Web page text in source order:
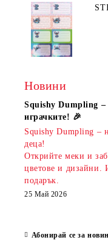
Новини
Squishy Dumpling –
играчките! 🎉
Squishy Dumpling –
деца!
Открийте меки и
цветове и дизайни.
подарък.
25 Май 2026
Абонирай се за